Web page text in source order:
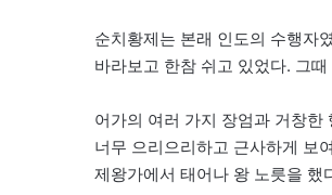
순치황제는 본래 인도의 수행자
바라보고 한참 쉬고 있었다. 그
어가의 여러 가지 장엄과 거창
너무 으리으리하고 근사하게 보
제왕가에서 태어나 왕 노릇을 했